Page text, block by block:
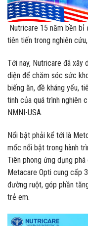
Nutricare 15 năm bền bỉ
tiên tiến trong nghiên
Tới nay, Nutricare đã xây
diện để chăm sóc sức
biếng ăn, đề kháng yếu,
tinh của quá trình nghiên
NMNI-USA.
Nổi bật phải kể tới là
mốc nổi bật trong hành
Tiên phong ứng dụng
Metacare Opti cung cấp
đường ruột, góp phần
trẻ em.